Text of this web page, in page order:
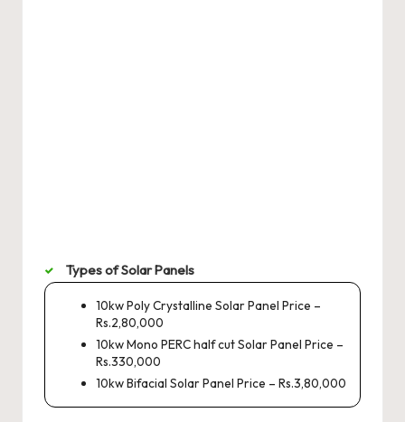
Types of Solar Panels
10kw Poly Crystalline Solar Panel Price –
Rs.2,80,000
10kw Mono PERC half cut Solar Panel Price –
Rs.330,000
10kw Bifacial Solar Panel Price – Rs.3,80,000